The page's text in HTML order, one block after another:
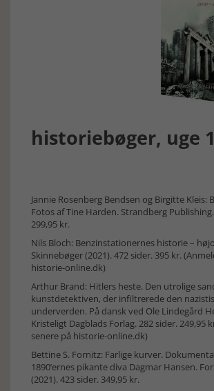
historiebøger, uge
Jannie Rosenberg Bendsen og Birgitte Kleis:
Fotos af Tine Harden. Strandberg
299,95 kr.
Nils Bloch: Benzinstationernes historie –
Skinnebøger (2021). 472 sider. 395 kr.
historie-online.dk)
Arthur Brand: Hitlers heste. Den utrolige
kunstdetektiven, der infiltrerede den
underverden. På dansk ved Ole Lindegård
Kristeligt Dagblads Forlag. 282 sider. 249,95
senere på historie-online.dk)
Bettine S. Fornitz: Farlige kurver.
1890’ernes pikante diva Dagmar Hansen.
(2021). 423 sider. 349,95 kr.